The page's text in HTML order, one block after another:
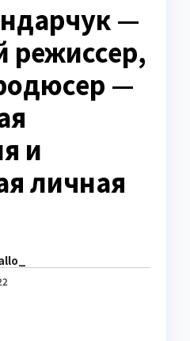
—
режиссер,
—
и
личная